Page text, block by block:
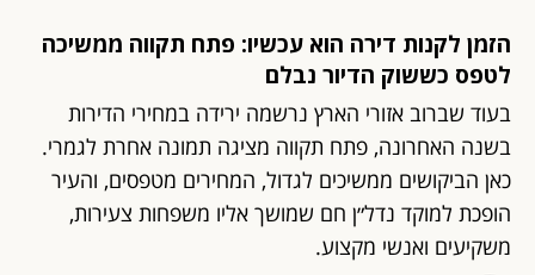
הזמן לקנות דירה הוא עכשיו: פתח תקווה ממשיכה
לטפס כששוק הדיור נבלם
בעוד שברוב אזורי הארץ נרשמה ירידה במחירי הדירות
בשנה האחרונה, פתח תקווה מציגה תמונה אחרת לגמרי.
כאן הביקושים ממשיכים לגדול, המחירים מטפסים, והעיר
הופכת למוקד נדל״ן חם שמושך אליו משפחות צעירות,
משקיעים ואנשי מקצוע.